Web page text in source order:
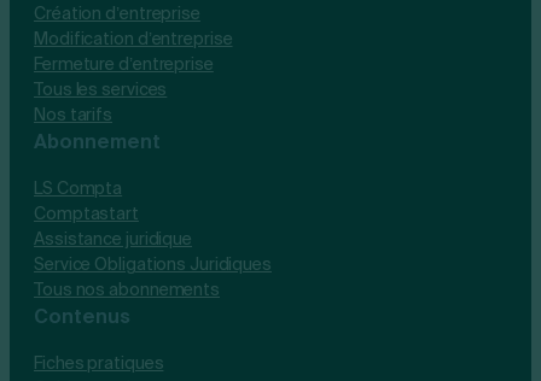
Création d’entreprise
Modification d’entreprise
Fermeture d’entreprise
Tous les services
Nos tarifs
Abonnement
LS Compta
Comptastart
Assistance juridique
Service Obligations Juridiques
Tous nos abonnements
Contenus
Fiches pratiques